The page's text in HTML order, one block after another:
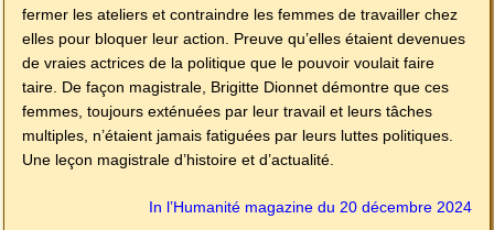
fermer les ateliers et contraindre les femmes de travailler chez
elles pour bloquer leur action. Preuve qu’elles étaient devenues
de vraies actrices de la politique que le pouvoir voulait faire
taire. De façon magistrale, Brigitte Dionnet démontre que ces
femmes, toujours exténuées par leur travail et leurs tâches
multiples, n’étaient jamais fatiguées par leurs luttes politiques.
Une leçon magistrale d’histoire et d’actualité.
In l’Humanité magazine du 20 décembre 2024